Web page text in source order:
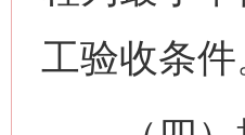
工验收条件